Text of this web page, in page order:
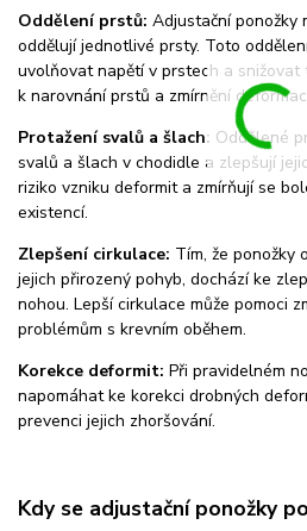
Oddělení prstů: Adjustační ponožky
oddělují jednotlivé prsty. Toto
uvolňovat napětí v prstech a
k narovnání prstů a zmírnění
Protažení svalů a šlach: Oddělené
svalů a šlach v chodidle a zlepšují
riziko vzniku deformit a zmírňují se
existencí.
Zlepšení cirkulace: Tím, že ponožky
jejich přirozený pohyb, dochází ke
nohou. Lepší cirkulace může pomoci
problémům s krevním oběhem.
Korekce deformit: Při pravidelném
napomáhat ke korekci drobných
prevenci jejich zhoršování.
Kdy se adjustační ponožky